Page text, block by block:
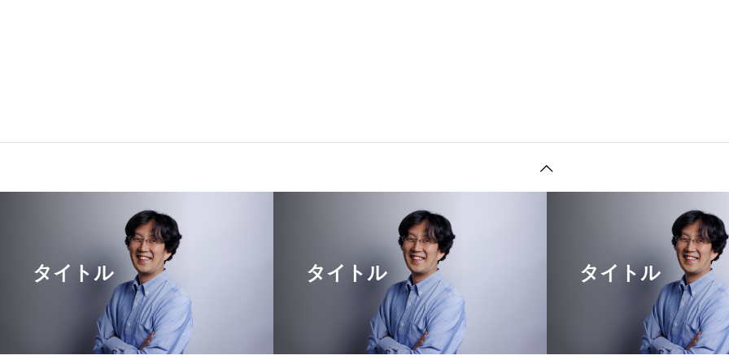
タイトル タイトル タイトル